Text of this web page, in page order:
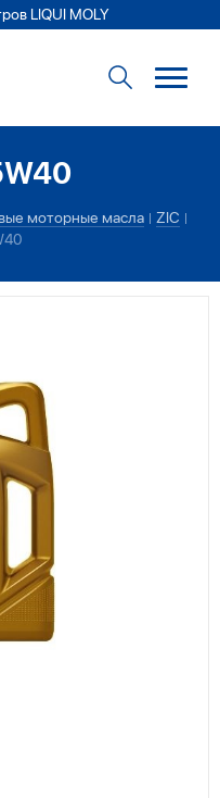
LIQUI MOLY
моторные масла
ZIC